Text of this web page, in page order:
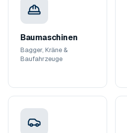
Baumaschinen
Bagger, Kräne &
Baufahrzeuge